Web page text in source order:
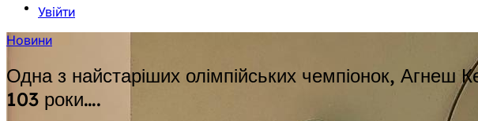
Увійти
Новини
Одна з найстаріших олімпійських чемпіонок,
103 роки….